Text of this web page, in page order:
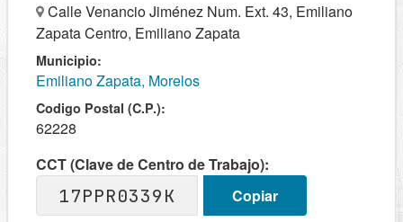
Calle Venancio Jiménez Num. Ext. 43, Emiliano
Zapata Centro, Emiliano Zapata
Municipio:
Emiliano Zapata, Morelos
Codigo Postal (C.P.):
62228
CCT (Clave de Centro de Trabajo):
17PPR0339K
Copiar